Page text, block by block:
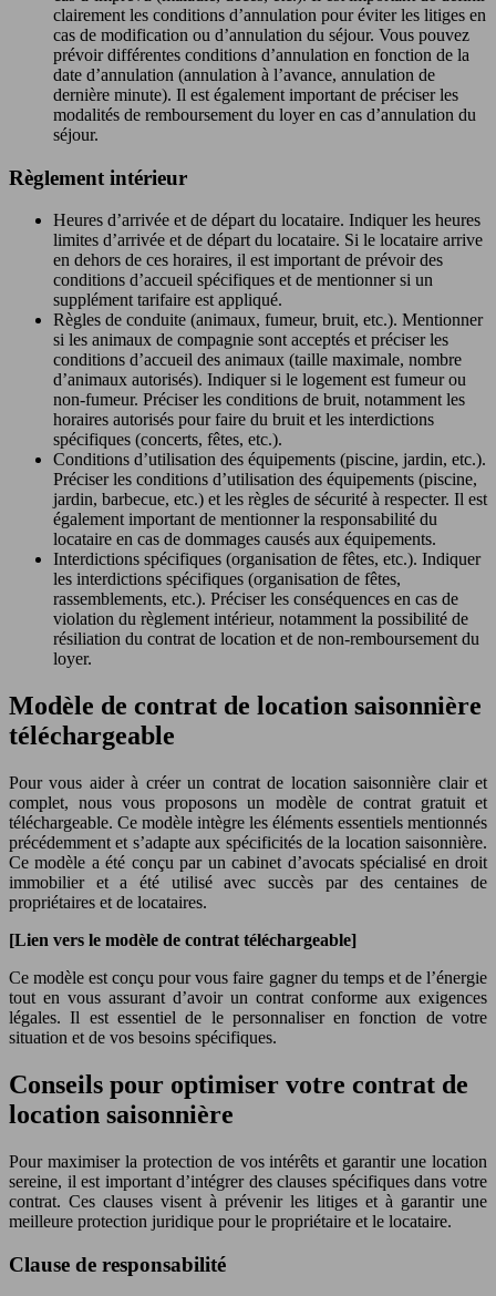
clairement les conditions d’annulation pour éviter les litiges en
cas de modification ou d’annulation du séjour. Vous pouvez
prévoir différentes conditions d’annulation en fonction de la
date d’annulation (annulation à l’avance, annulation de
dernière minute). Il est également important de préciser les
modalités de remboursement du loyer en cas d’annulation du
séjour.
Règlement intérieur
Heures d’arrivée et de départ du locataire. Indiquer les heures
limites d’arrivée et de départ du locataire. Si le locataire arrive
en dehors de ces horaires, il est important de prévoir des
conditions d’accueil spécifiques et de mentionner si un
supplément tarifaire est appliqué.
Règles de conduite (animaux, fumeur, bruit, etc.). Mentionner
si les animaux de compagnie sont acceptés et préciser les
conditions d’accueil des animaux (taille maximale, nombre
d’animaux autorisés). Indiquer si le logement est fumeur ou
non-fumeur. Préciser les conditions de bruit, notamment les
horaires autorisés pour faire du bruit et les interdictions
spécifiques (concerts, fêtes, etc.).
Conditions d’utilisation des équipements (piscine, jardin, etc.).
Préciser les conditions d’utilisation des équipements (piscine,
jardin, barbecue, etc.) et les règles de sécurité à respecter. Il est
également important de mentionner la responsabilité du
locataire en cas de dommages causés aux équipements.
Interdictions spécifiques (organisation de fêtes, etc.). Indiquer
les interdictions spécifiques (organisation de fêtes,
rassemblements, etc.). Préciser les conséquences en cas de
violation du règlement intérieur, notamment la possibilité de
résiliation du contrat de location et de non-remboursement du
loyer.
Modèle de contrat de location saisonnière
téléchargeable
Pour vous aider à créer un contrat de location saisonnière clair et
complet, nous vous proposons un modèle de contrat gratuit et
téléchargeable. Ce modèle intègre les éléments essentiels mentionnés
précédemment et s’adapte aux spécificités de la location saisonnière.
Ce modèle a été conçu par un cabinet d’avocats spécialisé en droit
immobilier et a été utilisé avec succès par des centaines de
propriétaires et de locataires.
[Lien vers le modèle de contrat téléchargeable]
Ce modèle est conçu pour vous faire gagner du temps et de l’énergie
tout en vous assurant d’avoir un contrat conforme aux exigences
légales. Il est essentiel de le personnaliser en fonction de votre
situation et de vos besoins spécifiques.
Conseils pour optimiser votre contrat de
location saisonnière
Pour maximiser la protection de vos intérêts et garantir une location
sereine, il est important d’intégrer des clauses spécifiques dans votre
contrat. Ces clauses visent à prévenir les litiges et à garantir une
meilleure protection juridique pour le propriétaire et le locataire.
Clause de responsabilité